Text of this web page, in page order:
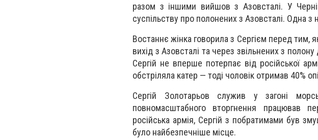
разом з іншими вийшов з Азовсталі. У
суспільству про полонених з Азовсталі. Одна з
Востаннє жінка говорила з Сергієм перед тим,
вихід з Азовсталі та через звільнених з
Сергій не вперше потерпає від російської
обстріляла катер — тоді чоловік отримав 40%
Сергій Золотарьов служив у загоні
повномасштабного вторгнення працював
російська армія, Сергій з побратимами був
було найбезпечніше місце.